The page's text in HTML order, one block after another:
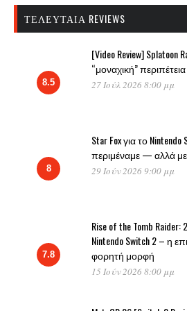
ΤΕΛΕΥΤΑΊΑ REVIEWS
8.5
[Video Review] Splatoon
“μοναχική”
27 Ιούλ 2026 8:00 μμ
8
Star Fox για το
περιμέναμε — αλλά
29 Ιούν 2026 9:00 μμ
7.8
Rise of the Tomb
Nintendo Switch 2 – η
φορητή μορφή
15 Ιούν 2026 8:00 μμ